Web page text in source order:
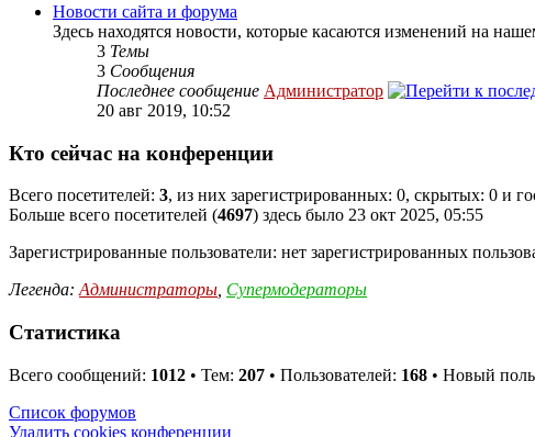
Новости сайта и форума
Здесь находятся новости, которые касаются изменений на
3 Темы
3 Сообщения
Последнее сообщение Администратор
20 авг 2019, 10:52
Кто сейчас на конференции
Всего посетителей: 3, из них зарегистрированных: 0, скрытых: 0 и
Больше всего посетителей (4697) здесь было 23 окт 2025, 05:55
Зарегистрированные пользователи: нет зарегистрированных
Легенда:Администраторы, Супермодераторы
Статистика
Всего сообщений: 1012 • Тем: 207 • Пользователей: 168 • Новый
Список форумов
Удалить cookies конференции